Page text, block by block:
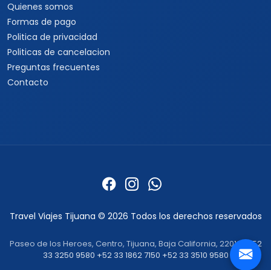
Quienes somos
Formas de pago
Politica de privacidad
Politicas de cancelacion
Preguntas frecuentes
Contacto
Travel Viajes Tijuana © 2026 Todos los derechos reservados
Paseo de los Heroes, Centro, Tijuana, Baja California, 22010 · +52
33 3250 9580 +52 33 1862 7150 +52 33 3510 9580